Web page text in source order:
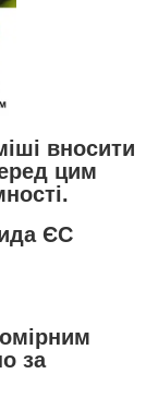
вносити
цим
ЄС
за